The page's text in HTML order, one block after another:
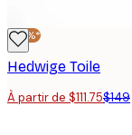
-25%*
Hedwige Toile
À partir de $111.75$149